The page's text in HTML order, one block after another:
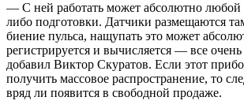
— С ней работать может абсолютно любой
либо подготовки. Датчики размещаются
биение пульса, нащупать это может
регистрируется и вычисляется — все
добавил Виктор Скуратов. Если этот
получить массовое распространение, то
вряд ли появится в свободной продаже.